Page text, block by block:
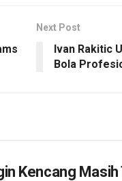
Next Post
Ivan Rakitic
Bola
Kencang